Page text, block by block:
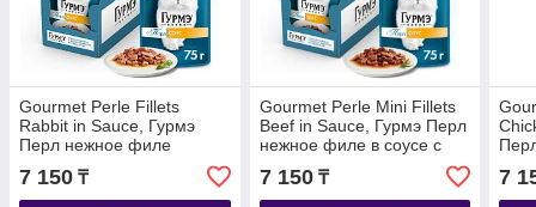
Gourmet Perle Fillets
Rabbit in Sauce, Гурмэ
Перл нежное филе
кролика в соусе, уп.26*
85гр.
7 150 ₸
Gourmet Perle Mini Fillets
Beef in Sauce, Гурмэ Перл
нежное филе в соусе с
говядиной, уп.26*75гр.
7 150₸ 7